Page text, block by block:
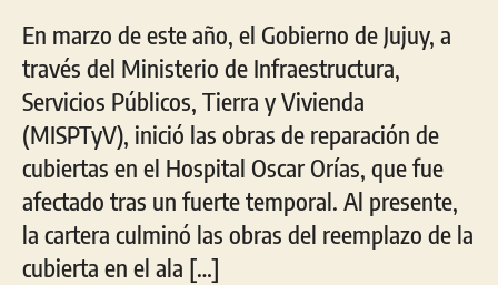
En marzo de este año, el Gobierno de Jujuy, a
través del Ministerio de Infraestructura,
Servicios Públicos, Tierra y Vivienda
(MISPTyV), inició las obras de reparación de
cubiertas en el Hospital Oscar Orías, que fue
afectado tras un fuerte temporal. Al presente,
la cartera culminó las obras del reemplazo de la
cubierta en el ala […]